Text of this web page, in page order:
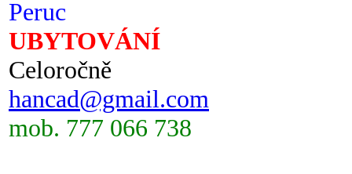
Peruc
UBYTOVÁNÍ
Celoročně
hancad@gmail.com
mob. 777 066 738